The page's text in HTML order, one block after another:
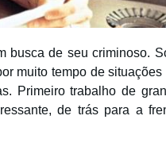
busca de seu criminoso.
muito tempo de
Primeiro trabalho de
de trás para a